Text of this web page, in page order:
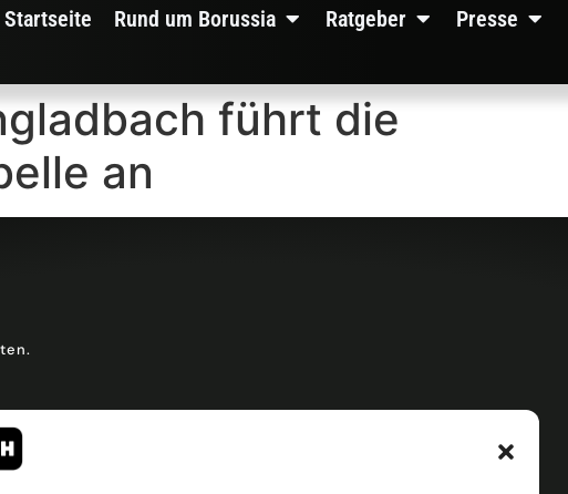
Startseite Rund um Borussia Ratgeber Presse
führt die
an